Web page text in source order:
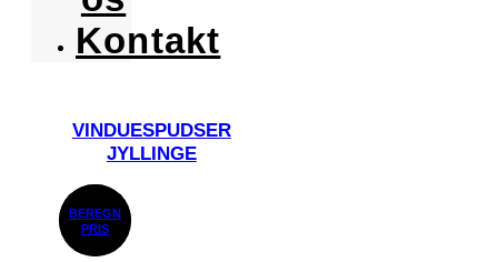
Kontakt
VINDUESPUDSER
JYLLINGE
BEREGN
PRIS